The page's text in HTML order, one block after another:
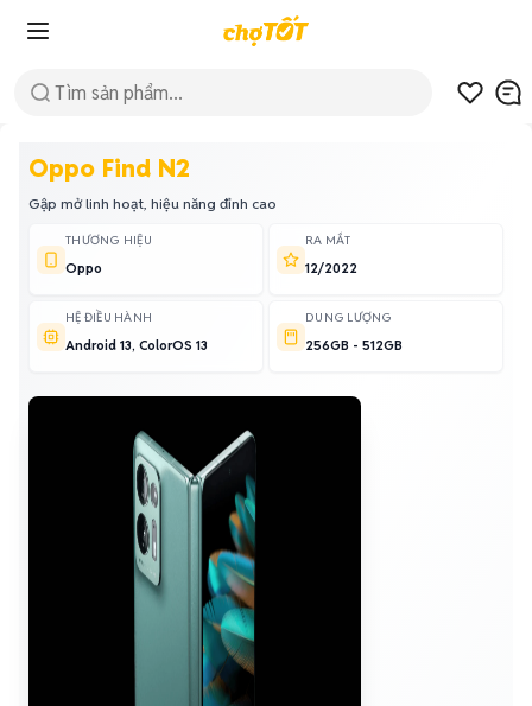
Oppo Find N2
Gập mở linh hoạt, hiệu năng đỉnh cao
THƯƠNG HIỆU
Oppo
RA MẮT
12/2022
HỆ ĐIỀU HÀNH
Android 13, ColorOS 13
DUNG LƯỢNG
256GB - 512GB